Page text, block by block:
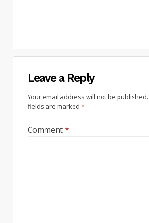
Leave a Reply
Your email address will not be published.
fields are marked*
Comment*